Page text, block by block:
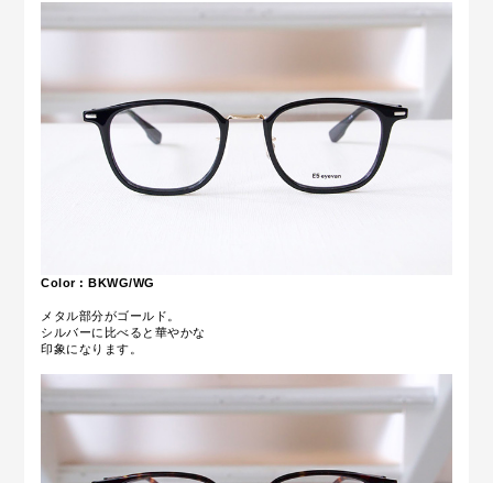
Color : BKWG/WG
メタル部分がゴールド。
シルバーに比べると華やかな
印象になります。